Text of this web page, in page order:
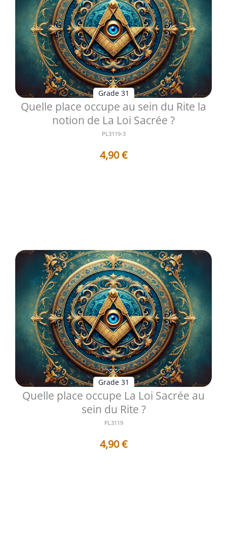
Grade 31
Quelle place occupe au sein du Rite la
notion de La Loi Sacrée ?
PL3119-3
4,90€
Grade 31
Quelle place occupe La Loi Sacrée au
sein du Rite ?
PL3119
4,90€